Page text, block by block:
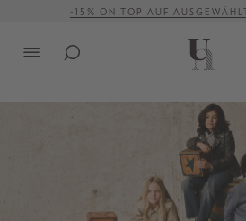
springen-15% ON TOP AUF